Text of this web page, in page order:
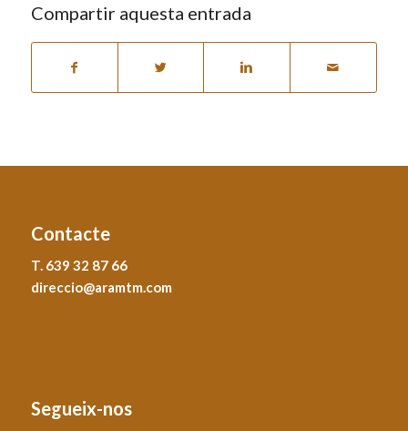
Compartir aquesta entrada
Contacte
T. 639 32 87 66
direccio@aramtm.com
Segueix-nos